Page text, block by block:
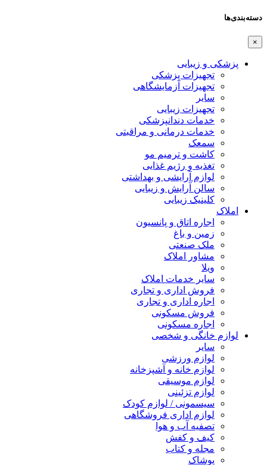
دسته‌بندی‌ها
×
پزشکی و زیبایی
تجهیزات پزشکی
تجهیزات آزمایشگاهی
سایر
تجهیزات زیبایی
خدمات دندانپزشکی
خدمات درمانی و مراقبتی
سمعک
کاشت و ترمیم مو
تغذیه و رژیم غذایی
لوازم آرایشی و بهداشتی
سالن آرایش و زیبایی
کلینیک زیبایی
املاک
اجاره اتاق و پانسیون
زمین و باغ
ملک صنعتی
مشاور املاک
ویلا
سایر خدمات املاک
فروش اداری و تجاری
اجاره اداری و تجاری
فروش مسکونی
اجاره مسکونی
لوازم خانگی و شخصی
سایر
لوازم ورزشی
لوازم خانه و آشپزخانه
لوازم موسیقی
لوازم تزئینی
سیسمونی / لوازم کودک
لوازم اداری فروشگاهی
تصفیه آب و هوا
کیف و کفش
مجله و کتاب
پوشاک